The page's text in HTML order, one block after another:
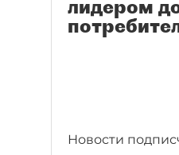
лидером
Новости